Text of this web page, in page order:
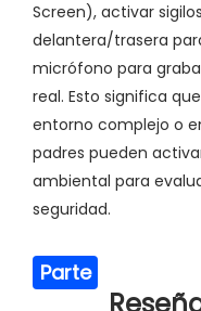
Screen), activar
delantera/trasera
micrófono para
real. Esto significa
entorno complejo o
padres pueden
ambiental para
seguridad.
Parte